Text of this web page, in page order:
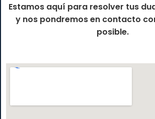
Estamos aquí para resolver tus
y nos pondremos en contacto
posible.